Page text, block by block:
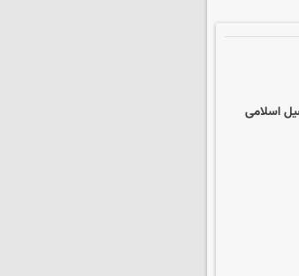
اسلامی